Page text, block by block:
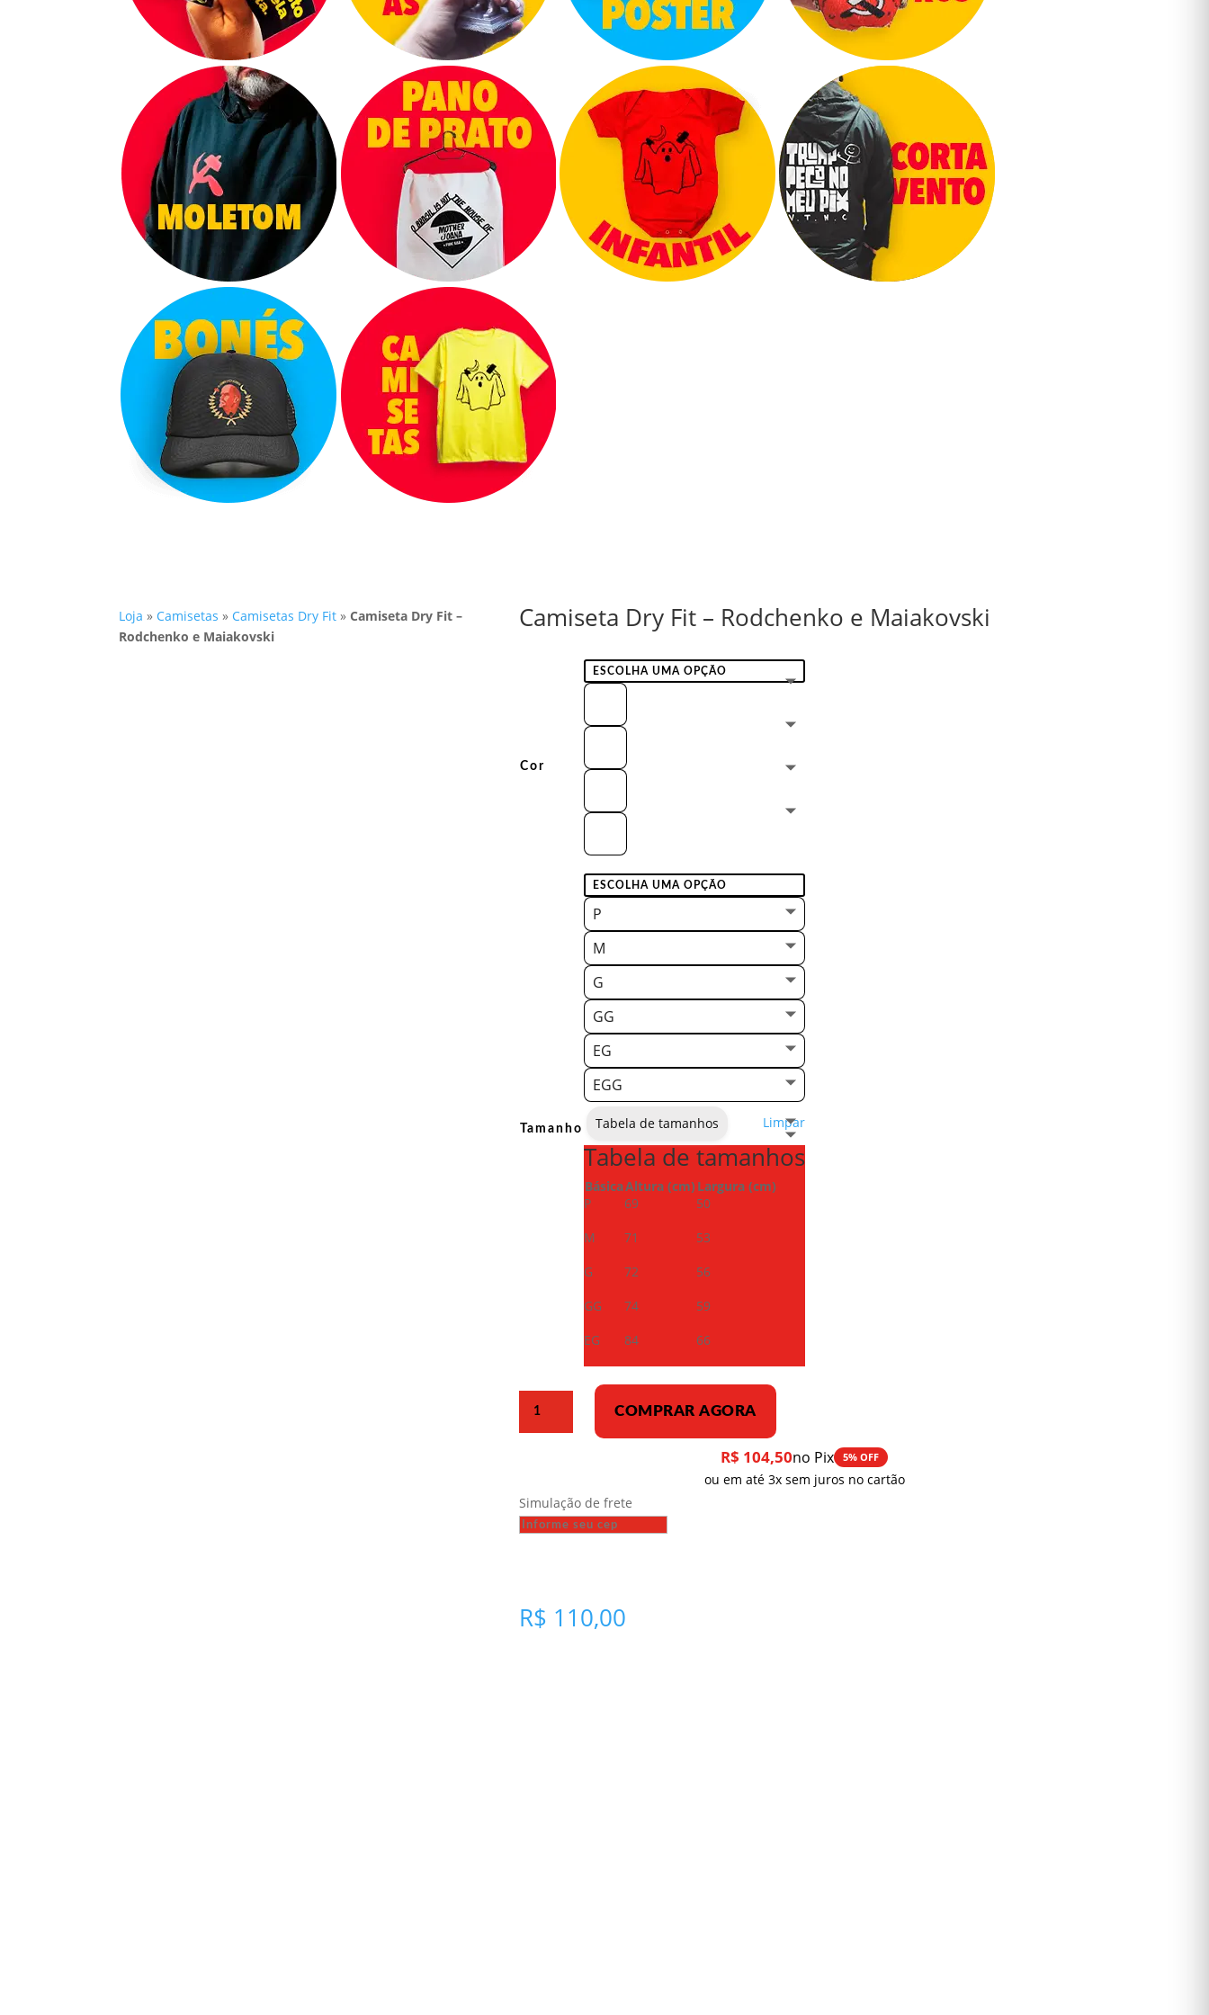
Loja » Camisetas » Camisetas Dry Fit » Camiseta Dry Fit –
Rodchenko e Maiakovski
Camiseta Dry Fit – Rodchenko e Maiakovski
Cor
Tamanho
P
M
G
GG
EG
EGG
Limpar
Tabela de tamanhos
Tabela de tamanhos
BásicaAltura (cm) Largura (cm)
P
69
50
M
71
53
G
72
56
GG
74
59
EG
84 66
e
Maiakovski
COMPRAR AGORA
R$ 104,50no Pix 5% OFF
ou em até 3x sem juros no cartão
Simulação de frete
R$ 110,00